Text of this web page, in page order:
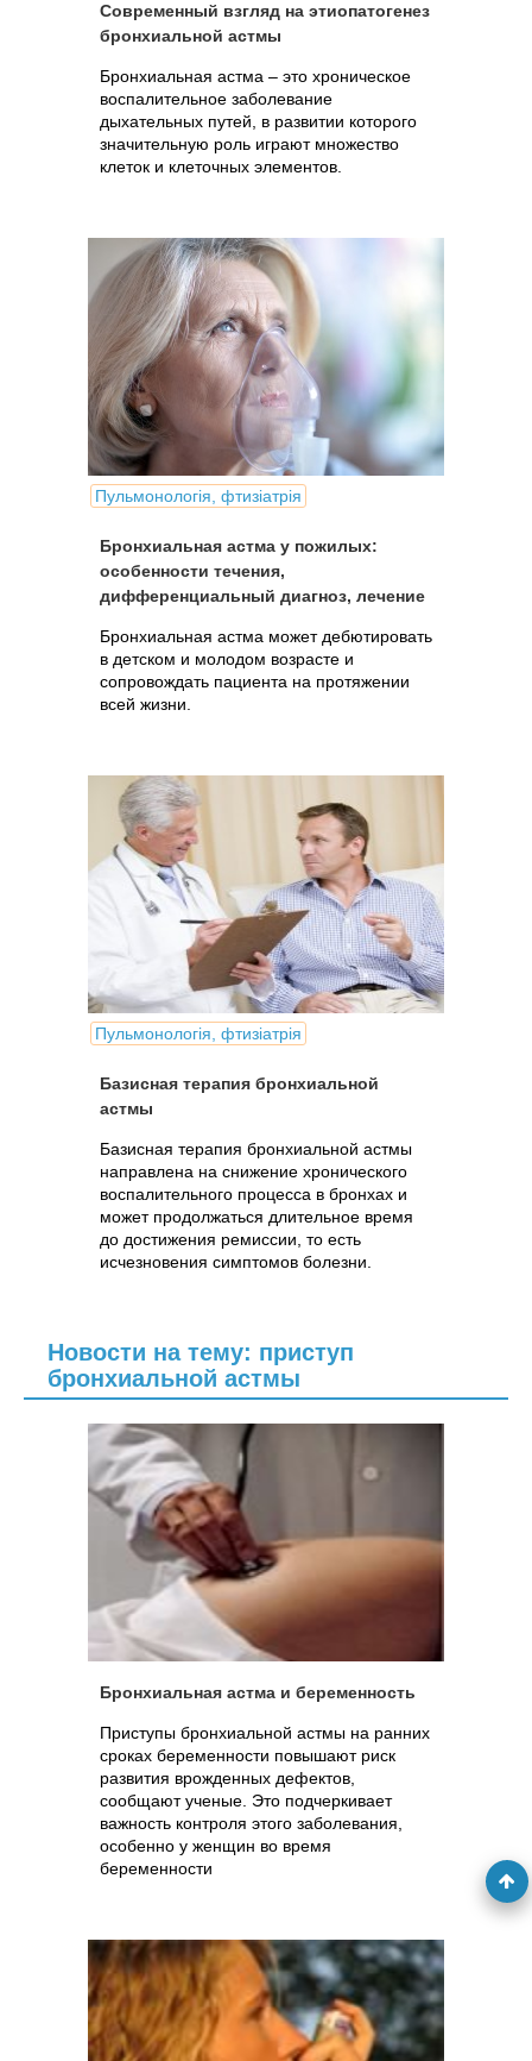
Современный взгляд на этиопатогенез
бронхиальной астмы
Бронхиальная астма – это хроническое
воспалительное заболевание
дыхательных путей, в развитии которого
значительную роль играют множество
клеток и клеточных элементов.
Пульмонологія, фтизіатрія
Бронхиальная астма у пожилых:
особенности течения,
дифференциальный диагноз, лечение
Бронхиальная астма может дебютировать
в детском и молодом возрасте и
сопровождать пациента на протяжении
всей жизни.
Пульмонологія, фтизіатрія
Базисная терапия бронхиальной
астмы
Базисная терапия бронхиальной астмы
направлена на снижение хронического
воспалительного процесса в бронхах и
может продолжаться длительное время
до достижения ремиссии, то есть
исчезновения симптомов болезни.
Новости на тему: приступ
бронхиальной астмы
Бронхиальная астма и беременность
Приступы бронхиальной астмы на ранних
сроках беременности повышают риск
развития врожденных дефектов,
сообщают ученые. Это подчеркивает
важность контроля этого заболевания,
особенно у женщин во время
беременности